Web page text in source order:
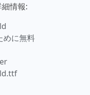
情報:
めに無料